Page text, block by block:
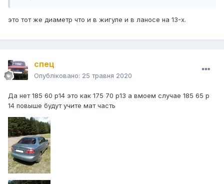
это тот же диаметр что и в жигуле и в ланосе на 13-х.
спец
Опубліковано: 25 травня 2020
Да нет 185 60 р14 это как 175 70 р13 а вмоем случае 185 65 р
14 повыше будут учите мат часть